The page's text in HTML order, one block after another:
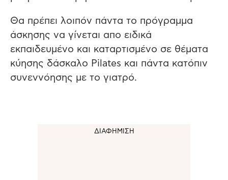
Θα πρέπει λοιπόν πάντα το πρόγραμμα
άσκησης να γίνεται απο ειδικά
εκπαιδευμένο και καταρτισμένο σε θέματα
κύησης δάσκαλο Pilates και πάντα κατόπιν
συνεννόησης με το γιατρό.